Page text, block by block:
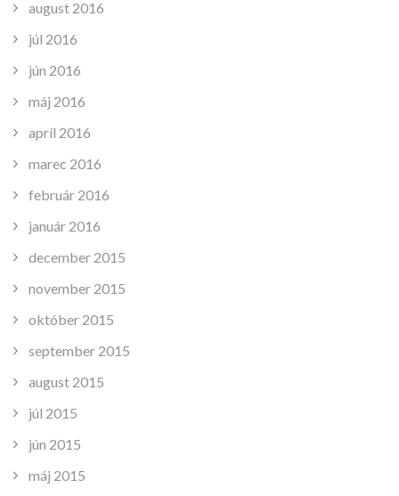
august 2016
júl 2016
jún 2016
máj 2016
apríl 2016
marec 2016
február 2016
január 2016
december 2015
november 2015
október 2015
september 2015
august 2015
júl 2015
jún 2015
máj 2015